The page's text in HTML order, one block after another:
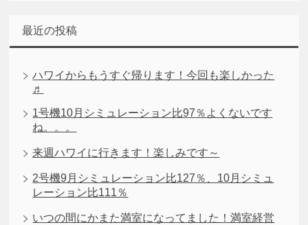
最近の投稿
ハワイからもうすぐ帰ります！今回も楽しかった
♬
1号機10月シミュレーション比97％よくないです
ね。。。
来週ハワイに行きます！楽しみです～
2号機9月シミュレーション比127％、10月シミュ
レーション比111％
いつの間にかまた満室になってました！満室経営